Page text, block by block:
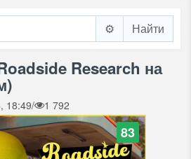
⚙️
Research на
18:49/ 1 792
83